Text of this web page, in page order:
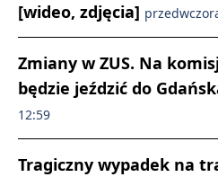
[wideo, zdjęcia]
Zmiany w ZUS. Na
będzie jeździć do
12:59
Tragiczny wypadek na